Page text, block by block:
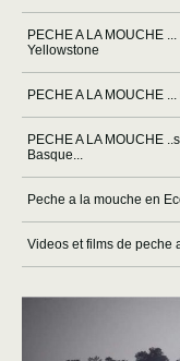
PECHE A LA MOUCHE
Yellowstone
PECHE A LA MOUCHE
PECHE A LA MOUCHE
Basque...
Peche a la mouche en
Videos et films de peche